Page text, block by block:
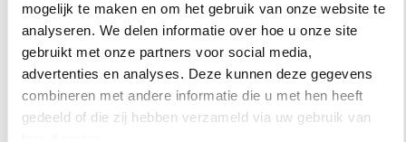
mogelijk te maken en om het gebruik van onze website te
analyseren. We delen informatie over hoe u onze site
gebruikt met onze partners voor social media,
advertenties en analyses. Deze kunnen deze gegevens
combineren met andere informatie die u met hen heeft
gedeeld of die zij hebben verzameld via uw gebruik van
punten in je huis verlichting is. Het uitlichten van de
hoeken zorgt voor een balans in de lichtverdeling.
Energie gaat namelijk naar het licht toe.
3.Decoreer de muren met objecten die goed voelen, die
jou persoonlijke raken en je energie geven.
4.Objecten die je een slecht of verdrietig gevoel geven,